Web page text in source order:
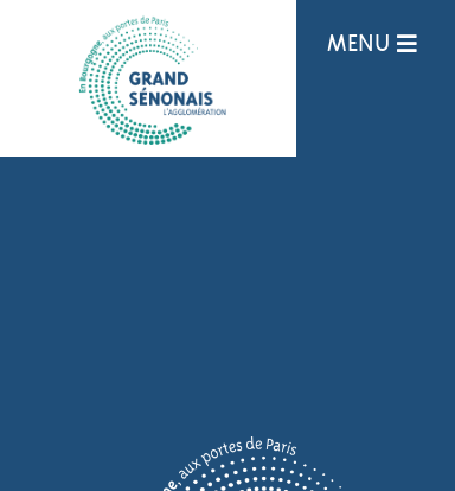
Panneau de gestion des cookies
MENU